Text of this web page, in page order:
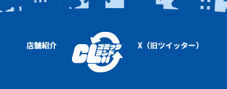
店舗紹介 X（旧ツイッター）